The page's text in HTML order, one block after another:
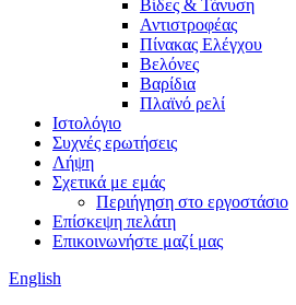
Βίδες & Τάνυση
Αντιστροφέας
Πίνακας Ελέγχου
Βελόνες
Βαρίδια
Πλαϊνό ρελί
Ιστολόγιο
Συχνές ερωτήσεις
Λήψη
Σχετικά με εμάς
Περιήγηση στο εργοστάσιο
Επίσκεψη πελάτη
Επικοινωνήστε μαζί μας
English